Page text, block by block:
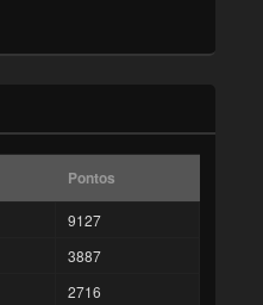
Pontos
9127
3887
2716